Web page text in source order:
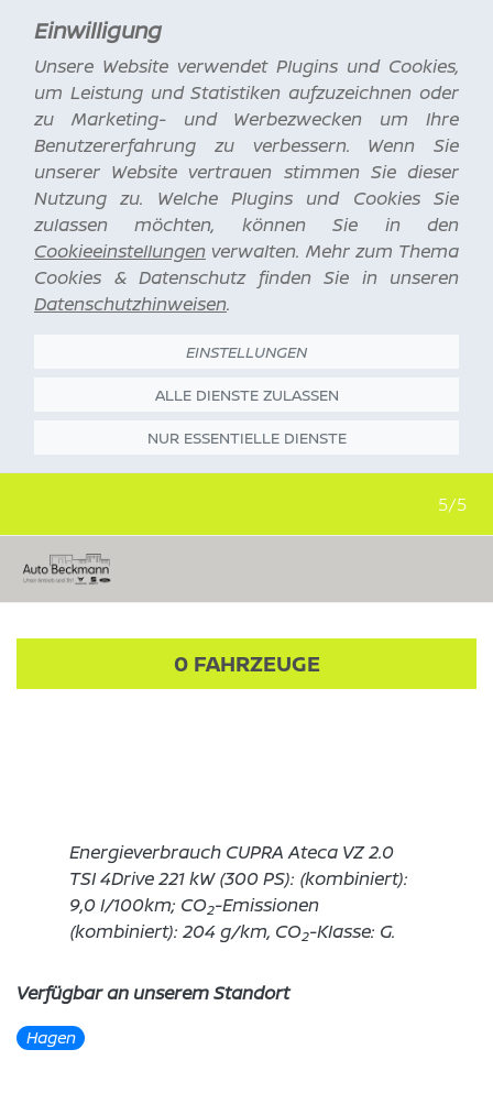
5/5
0FAHRZEUGE
Energieverbrauch CUPRA Ateca VZ 2.0
TSI 4Drive 221 kW (300 PS): (kombiniert):
9,0 l/100km; CO2-Emissionen
(kombiniert): 204 g/km, CO2-Klasse: G.
Verfügbar an unserem Standort
Hagen
Einwilligung
Unsere Website verwendet Plugins und Cookies,
um Leistung und Statistiken aufzuzeichnen oder
zu Marketing- und Werbezwecken um Ihre
Benutzererfahrung zu verbessern. Wenn Sie
unserer Website vertrauen stimmen Sie dieser
Nutzung zu. Welche Plugins und Cookies Sie
zulassen möchten, können Sie in den
Cookieeinstellungen verwalten. Mehr zum Thema
Cookies & Datenschutz finden Sie in unseren
Datenschutzhinweisen.
EINSTELLUNGEN
ALLE DIENSTE ZULASSEN
NUR ESSENTIELLE DIENSTE